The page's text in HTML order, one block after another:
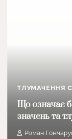
ТЛУМАЧЕННЯ
Що означає
значень та
Роман